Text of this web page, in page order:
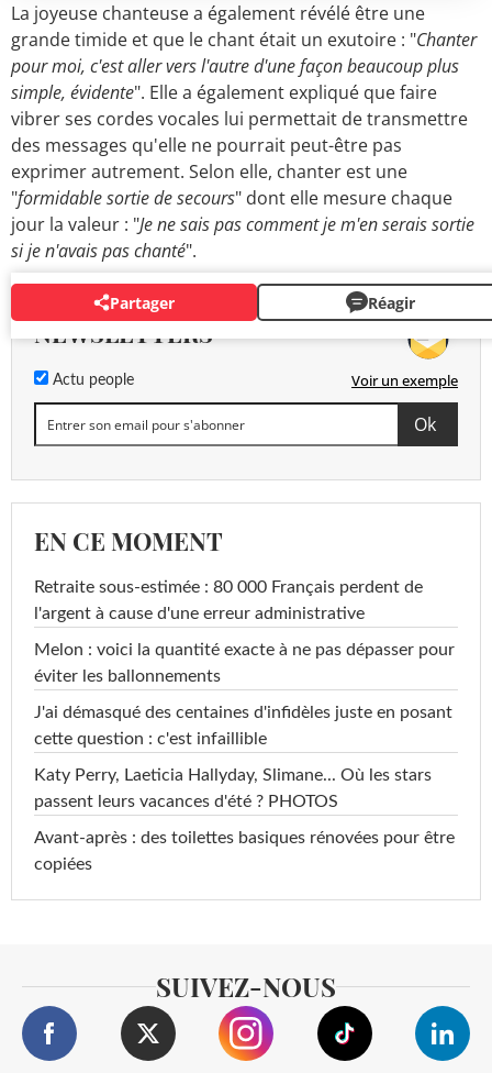
La joyeuse chanteuse a également révélé être une
grande timide et que le chant était un exutoire : "Chanter
pour moi, c'est aller vers l'autre d'une façon beaucoup plus
simple, évidente". Elle a également expliqué que faire
vibrer ses cordes vocales lui permettait de transmettre
des messages qu'elle ne pourrait peut-être pas
exprimer autrement. Selon elle, chanter est une
"formidable sortie de secours" dont elle mesure chaque
jour la valeur : "Je ne sais pas comment je m'en serais sortie
si je n'avais pas chanté".
Partager Réagir
NEWSLETTERS
Actu people Voir un exemple
EN CE MOMENT
Retraite sous-estimée : 80 000 Français perdent de
l'argent à cause d'une erreur administrative
Melon : voici la quantité exacte à ne pas dépasser pour
éviter les ballonnements
J'ai démasqué des centaines d'infidèles juste en posant
cette question : c'est infaillible
Katy Perry, Laeticia Hallyday, Slimane... Où les stars
passent leurs vacances d'été ? PHOTOS
Avant-après : des toilettes basiques rénovées pour être
copiées
SUIVEZ-NOUS